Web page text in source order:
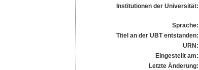
Institutionen der Universität:
Sprache:
Titel an der UBT entstanden:
URN:
Eingestellt am:
Letzte Änderung: